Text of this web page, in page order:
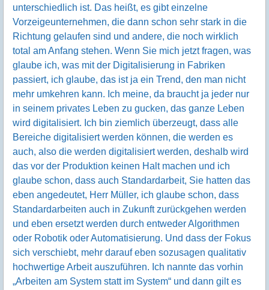
unterschiedlich ist. Das heißt, es gibt einzelne
Vorzeigeunternehmen, die dann schon sehr stark in die
Richtung gelaufen sind und andere, die noch wirklich
total am Anfang stehen. Wenn Sie mich jetzt fragen, was
glaube ich, was mit der Digitalisierung in Fabriken
passiert, ich glaube, das ist ja ein Trend, den man nicht
mehr umkehren kann. Ich meine, da braucht ja jeder nur
in seinem privates Leben zu gucken, das ganze Leben
wird digitalisiert. Ich bin ziemlich überzeugt, dass alle
Bereiche digitalisiert werden können, die werden es
auch, also die werden digitalisiert werden, deshalb wird
das vor der Produktion keinen Halt machen und ich
glaube schon, dass auch Standardarbeit, Sie hatten das
eben angedeutet, Herr Müller, ich glaube schon, dass
Standardarbeiten auch in Zukunft zurückgehen werden
und eben ersetzt werden durch entweder Algorithmen
oder Robotik oder Automatisierung. Und dass der Fokus
sich verschiebt, mehr darauf eben sozusagen qualitativ
hochwertige Arbeit auszuführen. Ich nannte das vorhin
„Arbeiten am System statt im System“ und dann gilt es